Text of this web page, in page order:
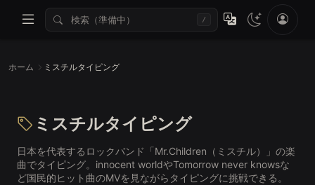
/
ホーム ミスチルタイピング
ミスチルタイピング
日本を代表するロックバンド「Mr.Children（ミスチル）」の楽
曲でタイピング。innocent worldやTomorrow never knowsな
ど国民的ヒット曲のMVを見ながらタイピングに挑戦できる。